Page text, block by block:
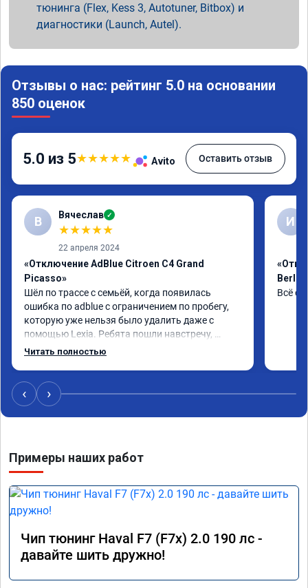
тюнинга (Flex, Kess 3, Autotuner, Bitbox) и
диагностики (Launch, Autel).
Отзывы о нас: рейтинг 5.0 на основании
850 оценок
5.0 из 5★★★★★ Avito Оставить отзыв
В Вячеслав ✓
★★★★★
22 апреля 2024
«Отключение AdBlue Citroen C4 Grand
Picasso»
Шёл по трассе с семьёй, когда появилась
ошибка по adblue с ограничением по пробегу,
которую уже нельзя было удалить даже с
помощью Lexia. Ребята пошли навстречу,
оперативно приняли и за час отшили как
Читать полностью
И
Всё
‹ ›
Примеры наших работ
Чип тюнинг Haval F7 (F7x) 2.0 190 лс -
давайте шить дружно!